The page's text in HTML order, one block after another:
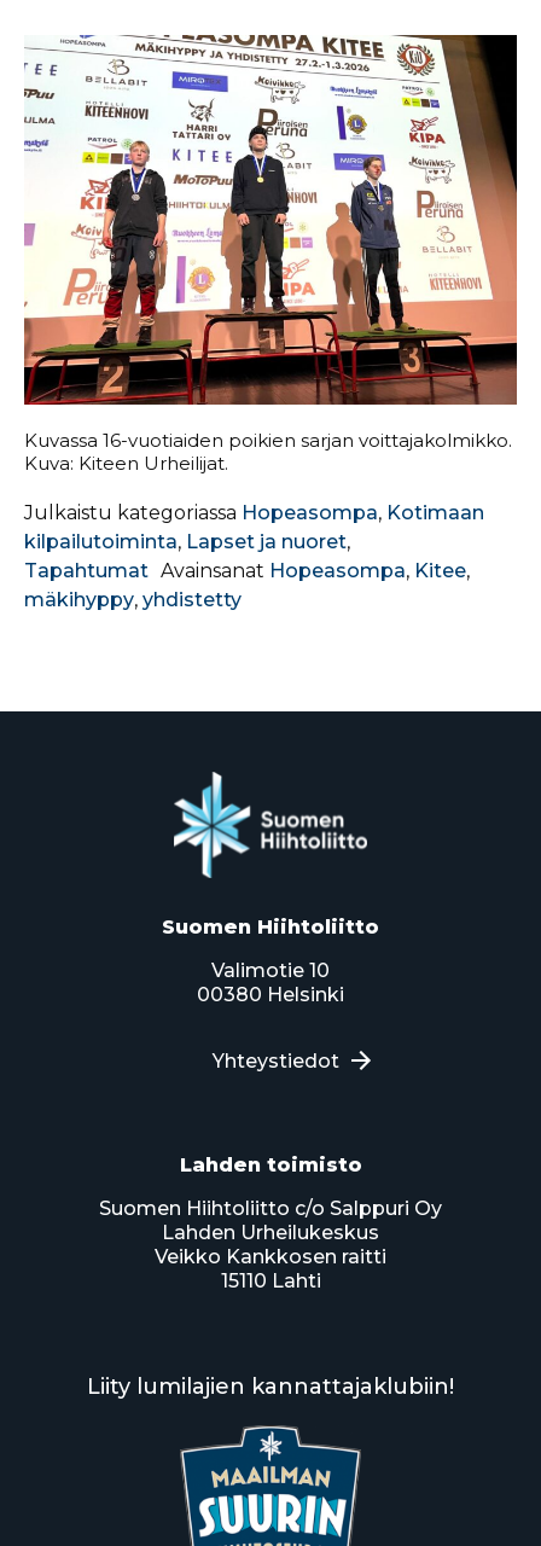
Kuvassa 16-vuotiaiden poikien sarjan voittajakolmikko.
Kuva: Kiteen Urheilijat.
Julkaistu kategoriassa Hopeasompa, Kotimaan
kilpailutoiminta, Lapset ja nuoret,
Tapahtumat Avainsanat Hopeasompa, Kitee,
mäkihyppy, yhdistetty
Suomen Hiihtoliitto
Valimotie 10
00380 Helsinki
Yhteystiedot
Lahden toimisto
Suomen Hiihtoliitto c/o Salppuri Oy
Lahden Urheilukeskus
Veikko Kankkosen raitti
15110 Lahti
Liity lumilajien kannattajaklubiin!